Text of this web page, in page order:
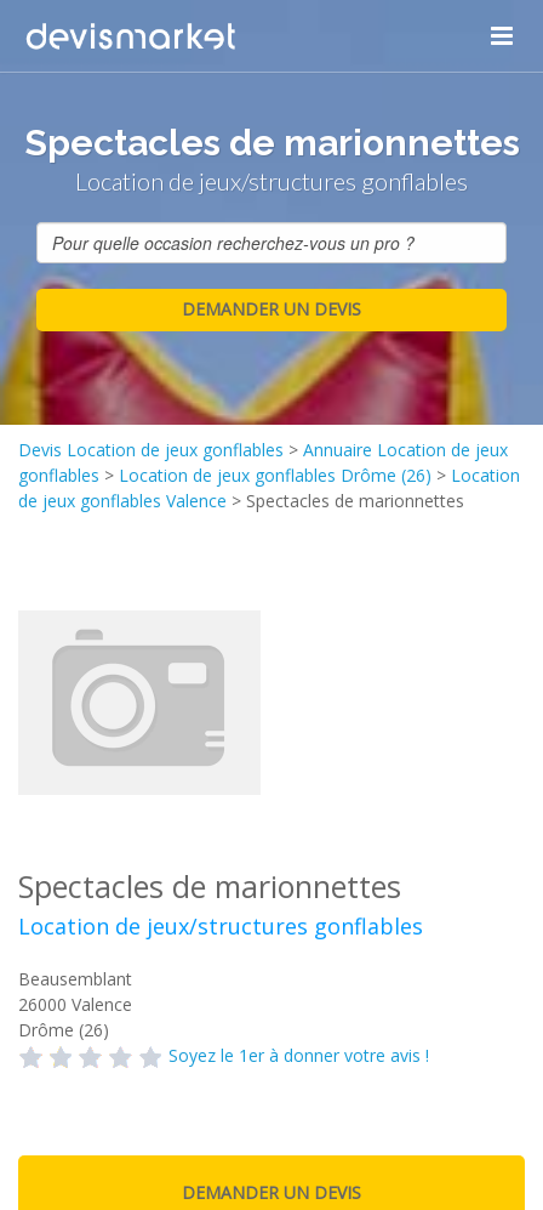
Spectacles de marionnettes
Location de jeux/structures gonflables
Devis Location de jeux gonflables > Annuaire Location de jeux
gonflables > Location de jeux gonflables Drôme (26) > Location
de jeux gonflables Valence > Spectacles de marionnettes
Spectacles de marionnettes
Location de jeux/structures gonflables
Beausemblant
26000 Valence
Drôme (26)
Soyez le 1er à donner votre avis !